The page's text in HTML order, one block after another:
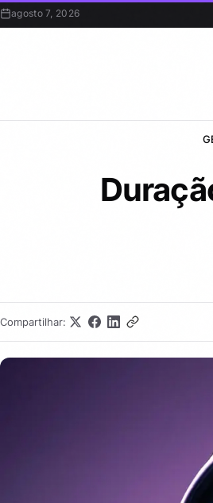
agosto 7, 2026
Compartilhar: